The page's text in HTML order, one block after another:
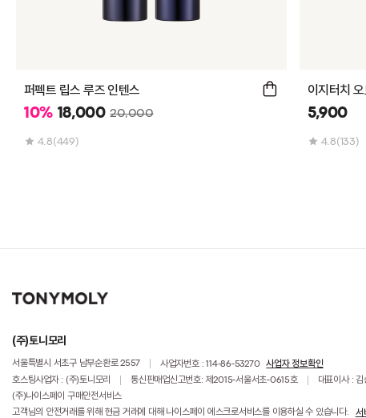
퍼펙트 립스 루즈 인텐스
10% 18,000 20,000
4.8(449)
이지터치
5,900
4.8(133)
(주)토니모리
서울특별시 서초구 남부순환로 2557 사업자번호 : 114-86-53270 사업자 정보확인
호스팅사업자 : (주)토니모리 통신판매업신고번호: 제2015-서울서초-0615호 대표이사 : 김
(주)나이스페이 구매안전서비스
고객님의 안전거래를 위해 현금 거래에 대해 나이스페이 에스크로서비스를 이용하실 수 있습니다.
서